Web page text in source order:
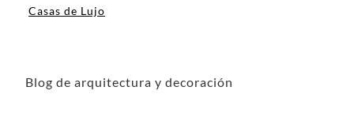
Casas de Lujo
Blog de arquitectura y decoración